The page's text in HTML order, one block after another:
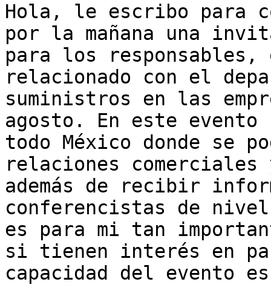
Hola, le escribo para
por la mañana una
para los responsables,
relacionado con el
suministros en las
agosto. En este evento
todo México donde se
relaciones comerciales
además de recibir
conferencistas de
es para mi tan
si tienen interés en
capacidad del evento